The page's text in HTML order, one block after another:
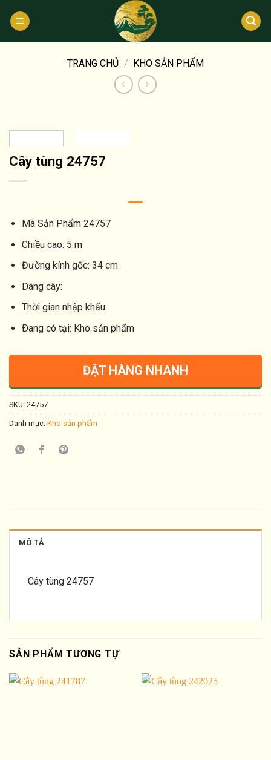
qua
TRANG CHỦ / KHO SẢN PHẨM
Cây tùng 24757
Mã Sản Phẩm 24757
Chiều cao: 5 m
Đường kính gốc: 34 cm
Dáng cây:
Thời gian nhập khẩu:
Ðang có tại: Kho sản phẩm
ĐẶT HÀNG NHANH
SKU: 24757
Danh mục: Kho sản phẩm
MÔ TẢ
Cây tùng 24757
SẢN PHẨM TƯƠNG TỰ